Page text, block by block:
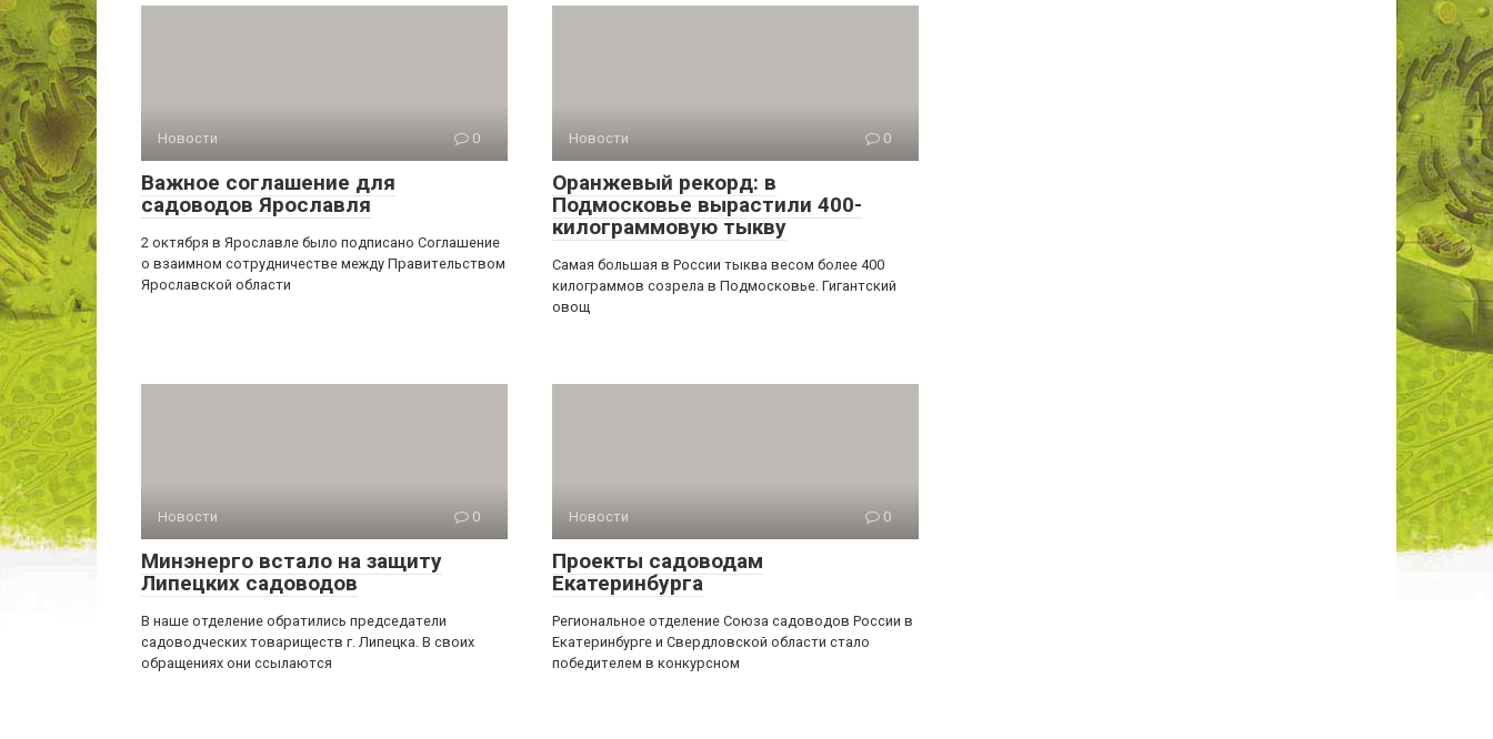
Новости 0
Важное соглашение для
садоводов Ярославля
2 октября в Ярославле было подписано Соглашение
о взаимном сотрудничестве между Правительством
Ярославской области
Новости 0
Оранжевый рекорд: в
Подмосковье вырастили 400-
килограммовую тыкву
Самая большая в России тыква весом более 400
килограммов созрела в Подмосковье. Гигантский
овощ
Новости 0
Минэнерго встало на защиту
Липецких садоводов
В наше отделение обратились председатели
садоводческих товариществ г. Липецка. В своих
обращениях они ссылаются
Новости 0
Проекты садоводам
Екатеринбурга
Региональное отделение Союза садоводов России в
Екатеринбурге и Свердловской области стало
победителем в конкурсном